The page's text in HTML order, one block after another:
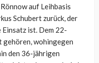
auf Leihbasis
Schubert zurück, der
Einsatz ist. Dem 22-
gehören, wohingegen
den 36-jährigen